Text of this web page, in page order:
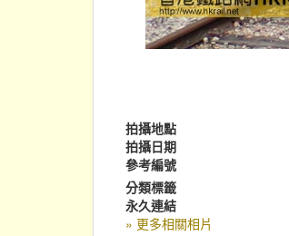
拍攝地點
拍攝日期
參考編號
分類標籤
永久連結
» 更多相關相片